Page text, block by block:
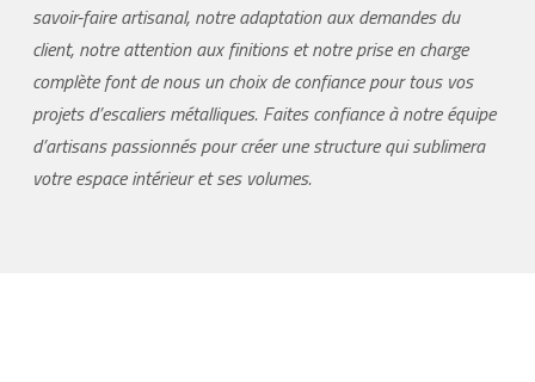
savoir-faire artisanal, notre adaptation aux demandes du
client, notre attention aux finitions et notre prise en charge
complète font de nous un choix de confiance pour tous vos
projets d’escaliers métalliques. Faites confiance à notre équipe
d’artisans passionnés pour créer une structure qui sublimera
votre espace intérieur et ses volumes.